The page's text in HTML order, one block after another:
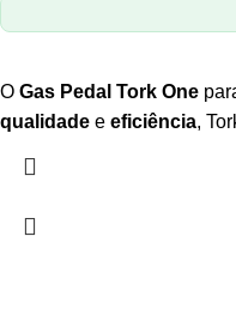
O Gas Pedal Tork One
qualidade e eficiência,